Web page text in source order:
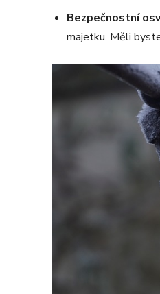
Bezpečnostní
majetku. Měli